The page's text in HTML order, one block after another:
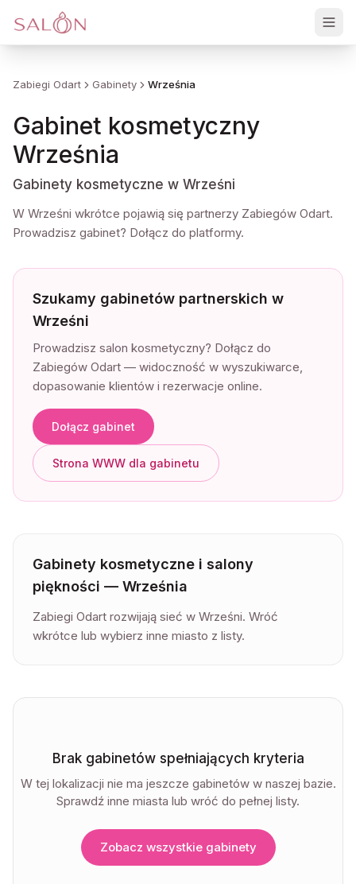
Zaloguj
Zabiegi Odart Gabinety Września
Gabinet kosmetyczny
Września
Gabinety kosmetyczne w Wrześni
W Wrześni wkrótce pojawią się partnerzy Zabiegów Odart.
Prowadzisz gabinet? Dołącz do platformy.
Szukamy gabinetów partnerskich w
Wrześni
Prowadzisz salon kosmetyczny? Dołącz do
Zabiegów Odart — widoczność w wyszukiwarce,
dopasowanie klientów i rezerwacje online.
Dołącz gabinet
Strona WWW dla gabinetu
Gabinety kosmetyczne i salony
piękności — Września
Zabiegi Odart rozwijają sieć w Wrześni. Wróć
wkrótce lub wybierz inne miasto z listy.
Lista gabinetów kosmetycznych —
Brak gabinetów spełniających kryteria
W tej lokalizacji nie ma jeszcze gabinetów w naszej bazie.
Sprawdź inne miasta lub wróć do pełnej listy.
Zobacz wszystkie gabinety